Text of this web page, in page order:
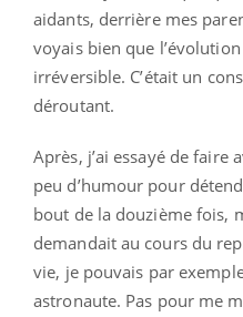
aidants, derrière mes
voyais bien que
irréversible. C’était un
déroutant.
Après, j’ai essayé de faire
peu d’humour pour
bout de la douzième fois,
demandait au cours du
vie, je pouvais par
astronaute. Pas pour me